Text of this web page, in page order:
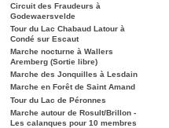
Circuit des Fraudeurs à
Godewaersvelde
Tour du Lac Chabaud Latour à
Condé sur Escaut
Marche nocturne à Wallers
Aremberg (Sortie libre)
Marche des Jonquilles à Lesdain
Marche en Forêt de Saint Amand
Tour du Lac de Péronnes
Marche autour de Rosult/Brillon -
Les calanques pour 10 membres